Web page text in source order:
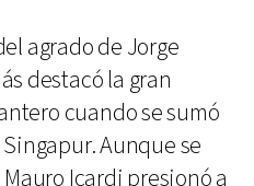
agrado de Jorge
destacó la gran
cuando se sumó
Aunque se
Icardi presionó a